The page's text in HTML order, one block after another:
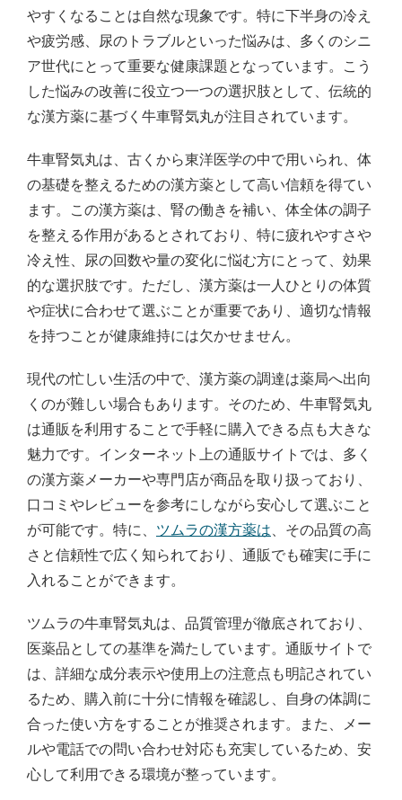
やすくなることは自然な現象です。特に下半身の冷え
や疲労感、尿のトラブルといった悩みは、多くのシニ
ア世代にとって重要な健康課題となっています。こう
した悩みの改善に役立つ一つの選択肢として、伝統的
な漢方薬に基づく牛車腎気丸が注目されています。
牛車腎気丸は、古くから東洋医学の中で用いられ、体
の基礎を整えるための漢方薬として高い信頼を得てい
ます。この漢方薬は、腎の働きを補い、体全体の調子
を整える作用があるとされており、特に疲れやすさや
冷え性、尿の回数や量の変化に悩む方にとって、効果
的な選択肢です。ただし、漢方薬は一人ひとりの体質
や症状に合わせて選ぶことが重要であり、適切な情報
を持つことが健康維持には欠かせません。
現代の忙しい生活の中で、漢方薬の調達は薬局へ出向
くのが難しい場合もあります。そのため、牛車腎気丸
は通販を利用することで手軽に購入できる点も大きな
魅力です。インターネット上の通販サイトでは、多く
の漢方薬メーカーや専門店が商品を取り扱っており、
口コミやレビューを参考にしながら安心して選ぶこと
が可能です。特に、 ツムラの漢方薬は 、その品質の高
さと信頼性で広く知られており、通販でも確実に手に
入れることができます。
ツムラの牛車腎気丸は、品質管理が徹底されており、
医薬品としての基準を満たしています。通販サイトで
は、詳細な成分表示や使用上の注意点も明記されてい
るため、購入前に十分に情報を確認し、自身の体調に
合った使い方をすることが推奨されます。また、メー
ルや電話での問い合わせ対応も充実しているため、安
心して利用できる環境が整っています。